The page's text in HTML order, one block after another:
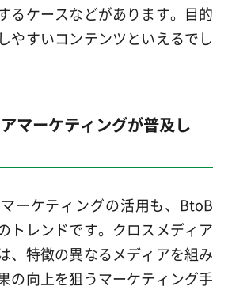
るケースなどがあります。目的
やすいコンテンツといえるでし
マーケティングが普及し
ーケティングの活用も、BtoB
トレンドです。クロスメディア
、特徴の異なるメディアを組み
の向上を狙うマーケティング手